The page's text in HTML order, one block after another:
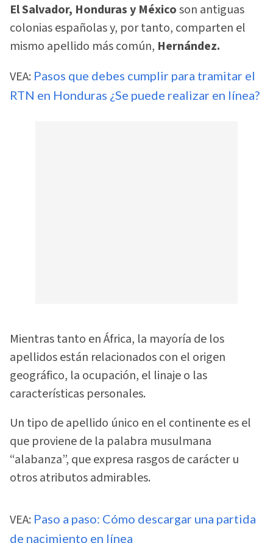
El Salvador, Honduras y Méxicoson antiguas
colonias españolas y, por tanto, comparten el
mismo apellido más común, Hernández.
VEA: Pasos que debes cumplir para tramitar el
RTN en Honduras ¿Se puede realizar en línea?
Mientras tanto en África, la mayoría de los
apellidos están relacionados con el origen
geográfico, la ocupación, el linaje o las
características personales.
Un tipo de apellido único en el continente es el
que proviene de la palabra musulmana
“alabanza”, que expresa rasgos de carácter u
otros atributos admirables.
VEA: Paso a paso: Cómo descargar una partida
de nacimiento en línea